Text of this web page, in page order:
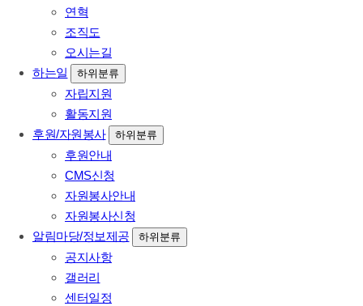
연혁
조직도
오시는길
하는일
하위분류
자립지원
활동지원
후원/자원봉사
하위분류
후원안내
CMS신청
자원봉사안내
자원봉사신청
알림마당/정보제공
하위분류
공지사항
갤러리
센터일정